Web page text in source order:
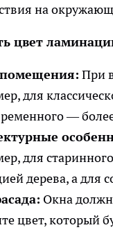
на
цвет
При
для
—
для
дерева, а для
Окна
цвет, который